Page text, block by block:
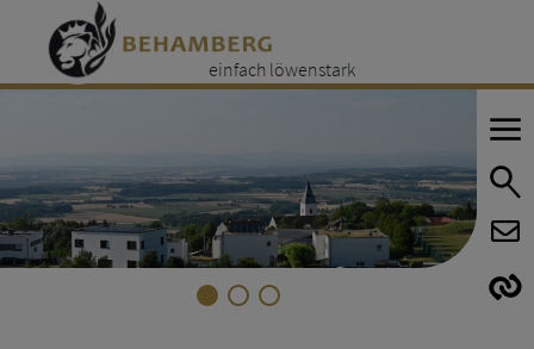
einfach löwenstark